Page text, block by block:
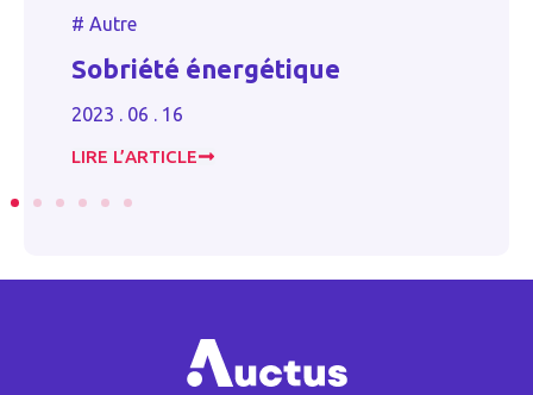
Renouvellement du bail
commercial, mode d’emploi
2024 . 10 . 30
LIRE L’ARTICLE